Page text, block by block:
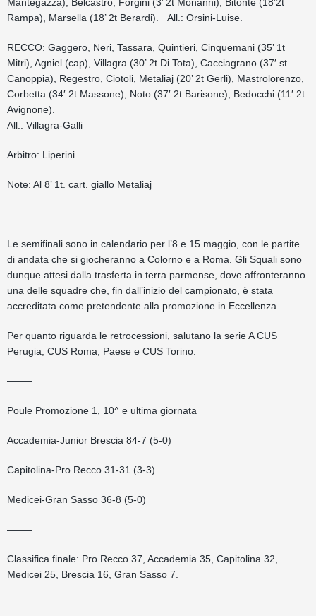
Rampa), Marsella (18’ 2t Berardi). All.: Orsini-Luise.
RECCO: Gaggero, Neri, Tassara, Quintieri, Cinquemani (35’ 1t
Mitri), Agniel (cap), Villagra (30’ 2t Di Tota), Cacciagrano (37′ st
Canoppia), Regestro, Ciotoli, Metaliaj (20’ 2t Gerli), Mastrolorenzo,
Corbetta (34′ 2t Massone), Noto (37′ 2t Barisone), Bedocchi (11′ 2t
Avignone).
All.: Villagra-Galli
Arbitro: Liperini
Note: Al 8’ 1t. cart. giallo Metaliaj
——–
Le semifinali sono in calendario per l’8 e 15 maggio, con le partite
di andata che si giocheranno a Colorno e a Roma. Gli Squali sono
dunque attesi dalla trasferta in terra parmense, dove affronteranno
una delle squadre che, fin dall’inizio del campionato, è stata
accreditata come pretendente alla promozione in Eccellenza.
Per quanto riguarda le retrocessioni, salutano la serie A CUS
Perugia, CUS Roma, Paese e CUS Torino.
——–
Poule Promozione 1, 10^ e ultima giornata
Accademia-Junior Brescia 84-7 (5-0)
Capitolina-Pro Recco 31-31 (3-3)
Medicei-Gran Sasso 36-8 (5-0)
——–
Classifica finale: Pro Recco 37, Accademia 35, Capitolina 32,
Medicei 25, Brescia 16, Gran Sasso 7.